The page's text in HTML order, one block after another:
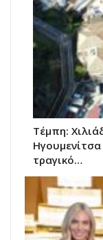
Τέμπη:
τραγικό…